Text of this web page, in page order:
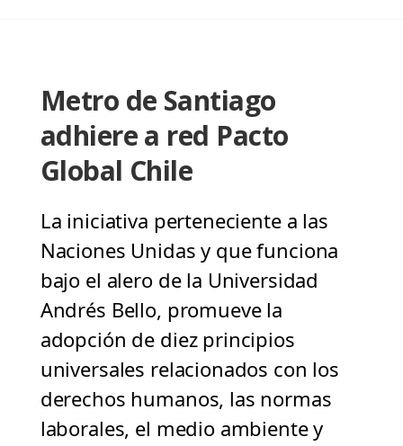
Metro de Santiago
adhiere a red Pacto
Global Chile
La iniciativa perteneciente a las
Naciones Unidas y que funciona
bajo el alero de la Universidad
Andrés Bello, promueve la
adopción de diez principios
universales relacionados con los
derechos humanos, las normas
laborales, el medio ambiente y